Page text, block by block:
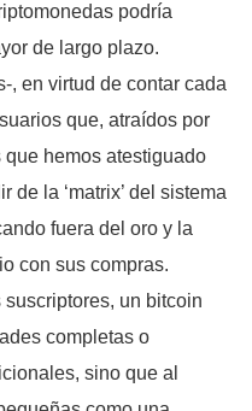
podría
de largo plazo.
, en virtud de contar cada
que, atraídos por
que hemos atestiguado
de la ‘matrix’ del sistema
fuera del oro y la
con sus compras.
un bitcoin
completas o
sino que al